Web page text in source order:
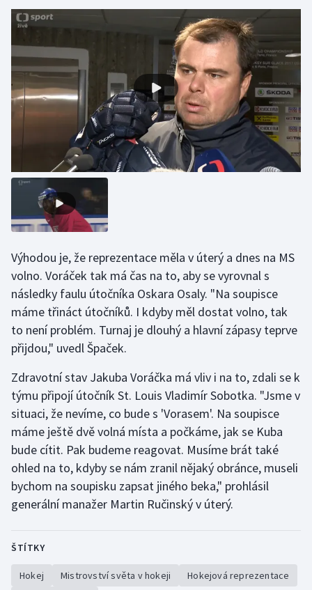
Motorsport
Parasport
Plavání
Plážový volejbal
Ragby
Rychlobruslení
Short track
Sportovní střelba
Stolní tenis
Triatlon
Veslování
Vodní slalom
Volejbal
Ostatní
Výhodou je, že reprezentace měla v úterý a dnes na MS
volno. Voráček tak má čas na to, aby se vyrovnal s
následky faulu útočníka Oskara Osaly. "Na soupisce
máme třináct útočníků. I kdyby měl dostat volno, tak
to není problém. Turnaj je dlouhý a hlavní zápasy teprve
přijdou," uvedl Špaček.
Zdravotní stav Jakuba Voráčka má vliv i na to, zdali se k
týmu připojí útočník St. Louis Vladimír Sobotka. "Jsme v
situaci, že nevíme, co bude s 'Vorasem'. Na soupisce
máme ještě dvě volná místa a počkáme, jak se Kuba
bude cítit. Pak budeme reagovat. Musíme brát také
ohled na to, kdyby se nám zranil nějaký obránce, museli
bychom na soupisku zapsat jiného beka," prohlásil
generální manažer Martin Ručinský v úterý.
ŠTÍTKY
Hokej Mistrovství světa v hokeji
Hokejová reprezentace